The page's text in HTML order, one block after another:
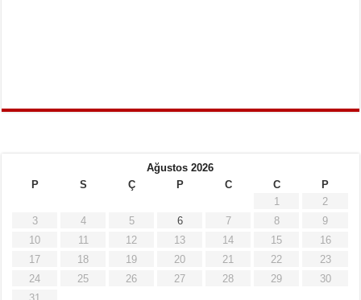
Ağustos 2026
P
S Ç P C C
P
1
2
3
4 5 6 7 8
9
10
11 12 13 14 15
16
17
18 19 20 21 22
23
24
25 26 27 28 29
30